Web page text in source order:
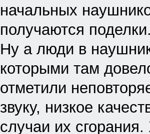
начальных
получаются
Ну а люди в
которыми там
отметили
звуку, низкое
случаи их